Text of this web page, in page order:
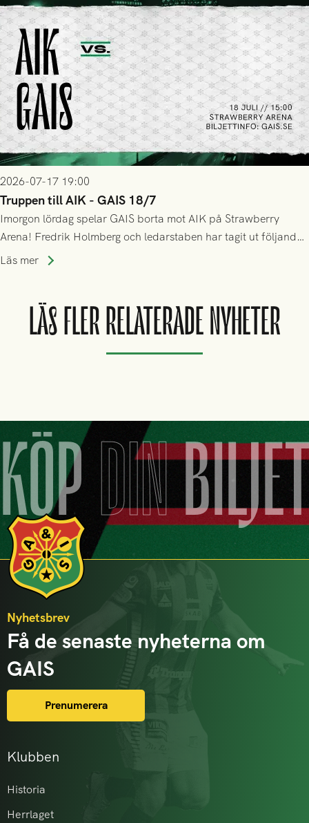
2026-07-17 19:00
Truppen till AIK - GAIS 18/7
Imorgon lördag spelar GAIS borta mot AIK på Strawberry
Arena! Fredrik Holmberg och ledarstaben har tagit ut följande
trupp till matchen:
Läs mer
LÄS FLER RELATERADE NYHETER
KÖPDIN
Klubben
Historia
Herrlaget
Nyhetsbrev
Få de senaste nyheterna om
GAIS
Prenumerera